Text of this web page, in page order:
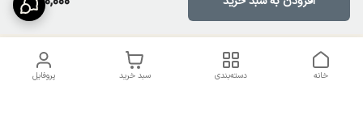
پروفایل سبد خرید دسته‌بندی خانه